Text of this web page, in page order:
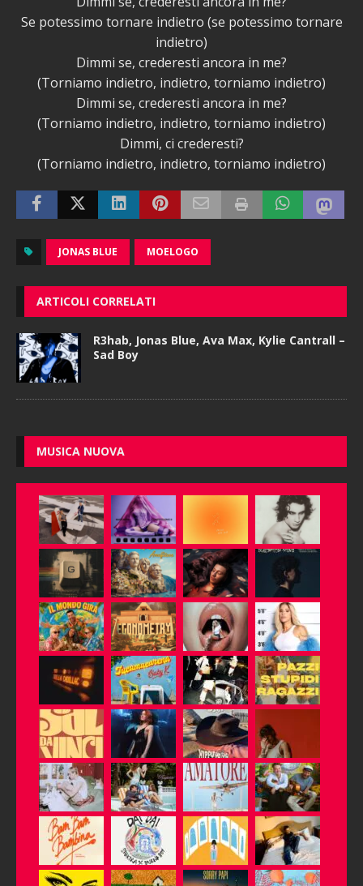
Se potessimo tornare indietro (se potessimo tornare
indietro)
Dimmi se, crederesti ancora in me?
(Torniamo indietro, indietro, torniamo indietro)
Dimmi se, crederesti ancora in me?
(Torniamo indietro, indietro, torniamo indietro)
Dimmi, ci crederesti?
(Torniamo indietro, indietro, torniamo indietro)
JONAS BLUE MOELOGO
ARTICOLI CORRELATI
R3hab, Jonas Blue, Ava Max, Kylie Cantrall –
Sad Boy
MUSICA NUOVA